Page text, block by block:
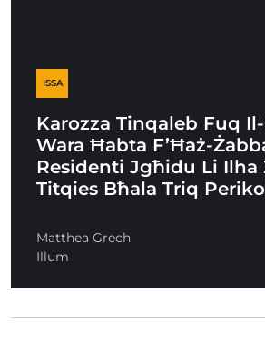
ISSA
Karozza Tinqaleb Fuq
Wara Ħabta F’Ħaż-
Residenti Jgħidu Li Ilha
Titqies Bħala Triq
Matthea Grech
Illum